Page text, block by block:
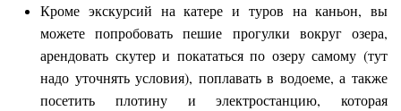
Кроме экскурсий на катере и туров на каньон, вы
можете попробовать пешие прогулки вокруг озера,
арендовать скутер и покататься по озеру самому (тут
надо уточнять условия), поплавать в водоеме, а также
посетить плотину и электростанцию, которая